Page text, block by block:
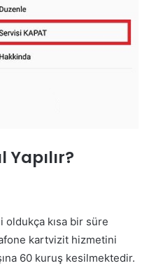
kısa bir süre
kartvizit hizmetini
60 kuruş kesilmektedir.